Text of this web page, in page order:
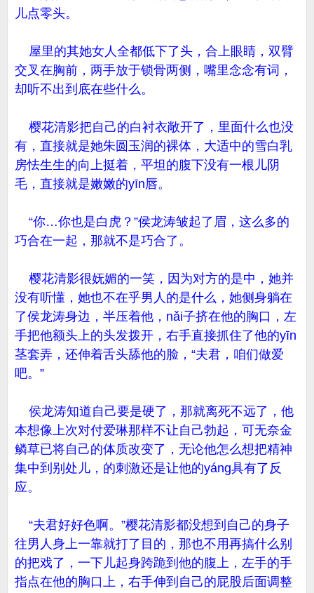
儿点零头。
屋里的其她女人全都低下了头，合上眼睛，双臂
交叉在胸前，两手放于锁骨两侧，嘴里念念有词，
却听不出到底在些什么。
樱花清影把自己的白衬衣敞开了，里面什么也没
有，直接就是她朱圆玉润的裸体，大适中的雪白乳
房怯生生的向上挺着，平坦的腹下没有一根儿阴
毛，直接就是嫩嫩的yīn唇。
“你…你也是白虎？”侯龙涛皱起了眉，这么多的
巧合在一起，那就不是巧合了。
樱花清影很妩媚的一笑，因为对方的是中，她并
没有听懂，她也不在乎男人的是什么，她侧身躺在
了侯龙涛身边，半压着他，nǎi子挤在他的胸口，左
手把他额头上的头发拨开，右手直接抓住了他的yīn
茎套弄，还伸着舌头舔他的脸，“夫君，咱们做爱
吧。”
侯龙涛知道自己要是硬了，那就离死不远了，他
本想像上次对付爱琳那样不让自己勃起，可无奈金
鳞草已将自己的体质改变了，无论他怎么想把精神
集中到别处儿，的刺激还是让他的yáng具有了反
应。
“夫君好好色啊。”樱花清影都没想到自己的身子
往男人身上一靠就打了目的，那也不用再搞什么别
的把戏了，一下儿起身跨跪到他的腹上，左手的手
指点在他的胸口上，右手伸到自己的屁股后面调整